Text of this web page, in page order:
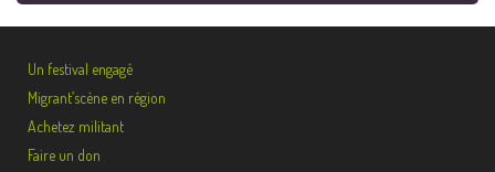
Un festival engagé
Migrant’scène en région
Achetez militant
Faire un don